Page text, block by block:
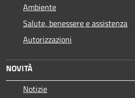
Ambiente
Salute, benessere e assistenza
Autorizzazioni
NOVITÀ
Notizie